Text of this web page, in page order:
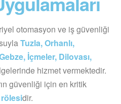
otomasyon ve iş güvenliği
Tuzla, Orhanlı,
İçmeler, Dilovası,
hizmet vermektedir.
güvenliği için en kritik
dir.